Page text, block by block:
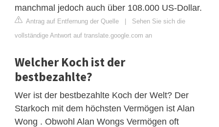
manchmal jedoch auch über 108.000 US-Dollar.
Antrag auf Entfernung der Quelle | Sehen Sie sich die
vollständige Antwort auf translate.google.com an
Welcher Koch ist der
bestbezahlte?
Wer ist der bestbezahlte Koch der Welt? Der
Starkoch mit dem höchsten Vermögen ist Alan
Wong . Obwohl Alan Wongs Vermögen oft